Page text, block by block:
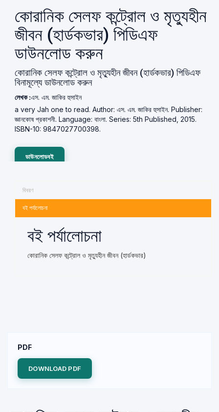
কোরানিক সেলফ কন্ট্রোল ও মৃত্যুহীন
জীবন (হার্ডকভার) পিডিএফ
ডাউনলোড করুন
কোরানিক সেলফ কন্ট্রোল ও মৃত্যুহীন জীবন (হার্ডকভার) পিডিএফ
বিনামূল্যে ডাউনলোড করুন
লেখক :এস. এম. জাকির হুসাইন
a very Jah one to read. Author: এস. এম. জাকির হুসাইন. Publisher:
জ্ঞানকোষ প্রকাশনী. Language: বাংলা. Series: 5th Published, 2015.
ISBN-10: 9847027700398.
ডাউনলোডবই
বিবরণ
বই পর্যালোচনা
বই পর্যালোচনা
কোরানিক সেলফ কন্ট্রোল ও মৃত্যুহীন জীবন (হার্ডকভার)
PDF
DOWNLOAD PDF